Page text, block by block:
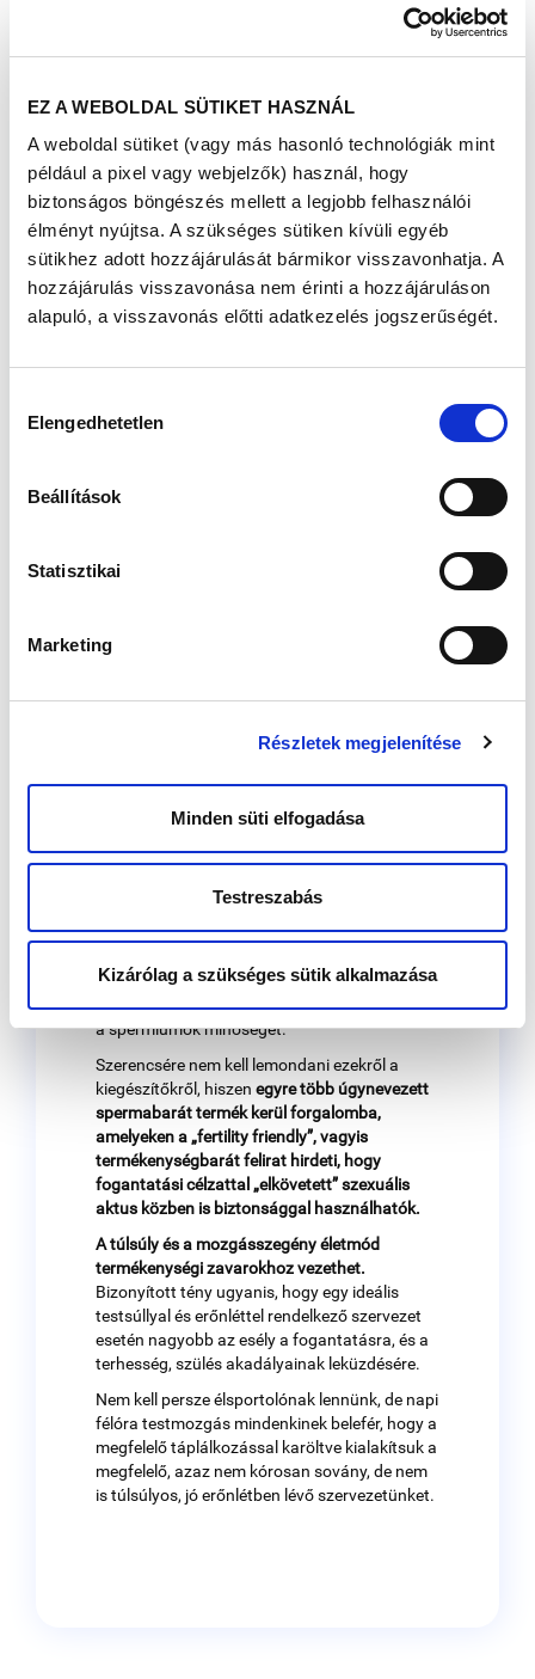
EZ A WEBOLDAL SÜTIKET HASZNÁL
A weboldal sütiket (vagy más hasonló technológiák mint
például a pixel vagy webjelzők) használ, hogy
biztonságos böngészés mellett a legjobb felhasználói
élményt nyújtsa. A szükséges sütiken kívüli egyéb
sütikhez adott hozzájárulását bármikor visszavonhatja. A
hozzájárulás visszavonása nem érinti a hozzájáruláson
alapuló, a visszavonás előtti adatkezelés jogszerűségét.
kiválasztása
Elengedhetetlen
Beállítások
Statisztikai
Marketing
Részletek megjelenítése
Minden süti elfogadása
Testreszabás
Kizárólag a szükséges sütik alkalmazása
TALÁN NEM IS
GONDOLNÁNK - 5.
RÉSZ
A nőket és férfiakat
egyaránt érintő
probléma állhat, melynek
rendelkezésre. Ám arra
hogy megelőzéssel, helyes
tehetünk a zökkenőmentes
családtervezés érdekében.
Kényes kérdések is felmerülnek
Napjainkban elterjedt a különféle síkosítók
fokozására, ám azzal sokan nincsenek
tisztában, hogy ezek a kiegészítők ronthatják
a spermiumok minőségét.
Szerencsére nem kell lemondani ezekről a
kiegészítőkről, hiszen egyre több úgynevezett
spermabarát termék kerül forgalomba,
amelyeken a „fertility friendly”, vagyis
termékenységbarát felirat hirdeti, hogy
fogantatási célzattal „elkövetett” szexuális
aktus közben is biztonsággal használhatók.
A túlsúly és a mozgásszegény életmód
termékenységi zavarokhoz vezethet.
Bizonyított tény ugyanis, hogy egy ideális
testsúllyal és erőnléttel rendelkező szervezet
esetén nagyobb az esély a fogantatásra, és a
terhesség, szülés akadályainak leküzdésére.
Nem kell persze élsportolónak lennünk, de napi
félóra testmozgás mindenkinek belefér, hogy a
megfelelő táplálkozással karöltve kialakítsuk a
megfelelő, azaz nem kórosan sovány, de nem
is túlsúlyos, jó erőnlétben lévő szervezetünket.